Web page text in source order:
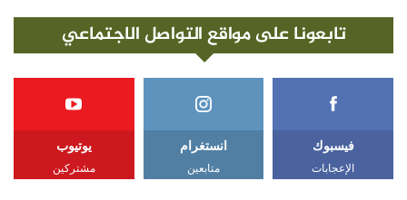
تابعونا على مواقع التواصل الاجتماعي
فيسبوك
الإعجابات
انستغرام
متابعين
يوتيوب
مشتركين